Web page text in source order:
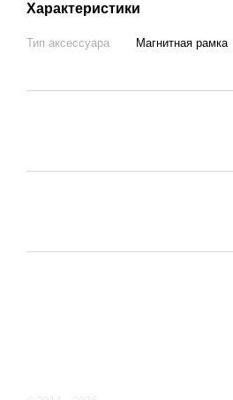
Характеристики
Тип аксессуара Магнитная рамка